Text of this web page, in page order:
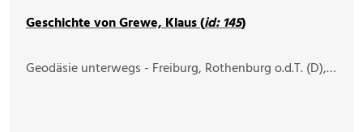
Geschichte von Grewe, Klaus (id: 145)
Geodäsie unterwegs - Freiburg, Rothenburg o.d.T. (D),…